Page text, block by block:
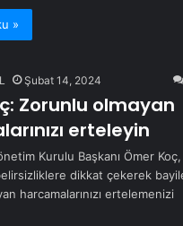
»
Şubat 14, 2024
Zorunlu olmayan
erteleyin
Kurulu Başkanı Ömer Koç,
dikkat çekerek
harcamalarınızı ertelemenizi